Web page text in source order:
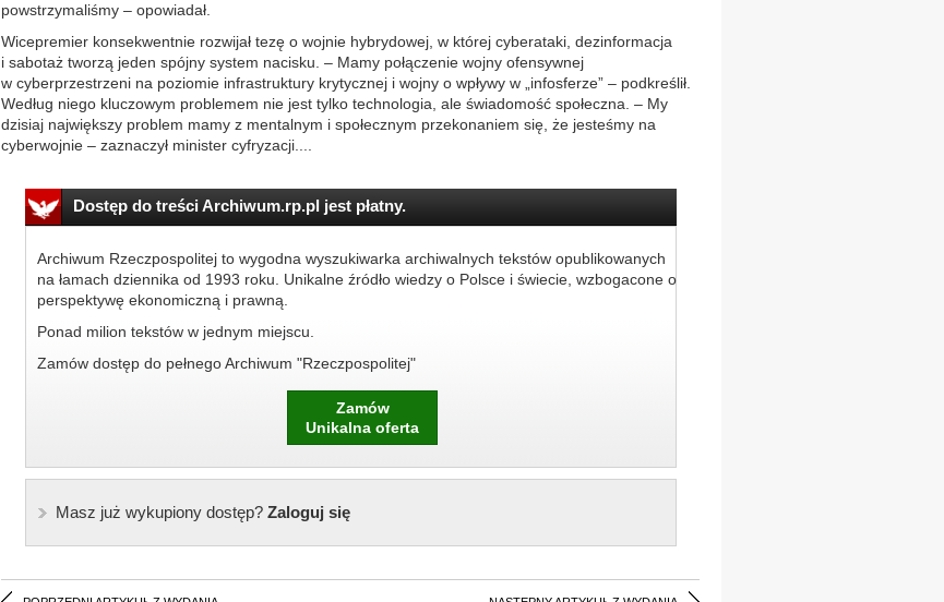
powstrzymaliśmy – opowiadał.
Wicepremier konsekwentnie rozwijał tezę o wojnie hybrydowej, w której cyberataki, dezinformacja
i sabotaż tworzą jeden spójny system nacisku. – Mamy połączenie wojny ofensywnej
w cyberprzestrzeni na poziomie infrastruktury krytycznej i wojny o wpływy w „infosferze” – podkreślił.
Według niego kluczowym problemem nie jest tylko technologia, ale świadomość społeczna. – My
dzisiaj największy problem mamy z mentalnym i społecznym przekonaniem się, że jesteśmy na
cyberwojnie – zaznaczył minister cyfryzacji....
Dostęp do treści Archiwum.rp.pl jest płatny.
Archiwum Rzeczpospolitej to wygodna wyszukiwarka archiwalnych tekstów opublikowanych
na łamach dziennika od 1993 roku. Unikalne źródło wiedzy o Polsce i świecie, wzbogacone o
perspektywę ekonomiczną i prawną.
Ponad milion tekstów w jednym miejscu.
Zamów dostęp do pełnego Archiwum "Rzeczpospolitej"
Zamów
Unikalna oferta
Masz już wykupiony dostęp?Zaloguj się